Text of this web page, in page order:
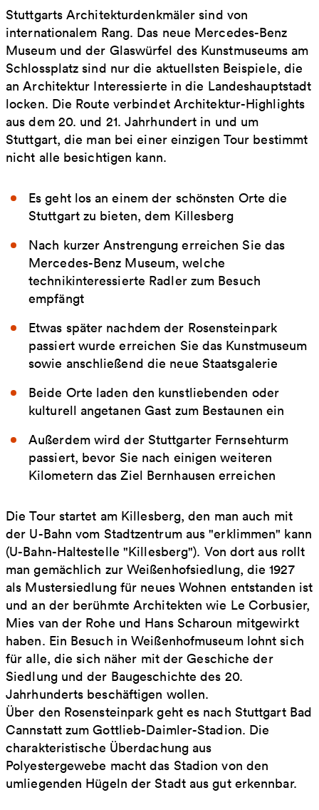
Stuttgarts Architekturdenkmäler sind von
internationalem Rang. Das neue Mercedes-Benz
Museum und der Glaswürfel des Kunstmuseums am
Schlossplatz sind nur die aktuellsten Beispiele, die
an Architektur Interessierte in die Landeshauptstadt
locken. Die Route verbindet Architektur-Highlights
aus dem 20. und 21. Jahrhundert in und um
Stuttgart, die man bei einer einzigen Tour bestimmt
nicht alle besichtigen kann.
Es geht los an einem der schönsten Orte die
Stuttgart zu bieten, dem Killesberg
Nach kurzer Anstrengung erreichen Sie das
Mercedes-Benz Museum, welche
technikinteressierte Radler zum Besuch
empfängt
Etwas später nachdem der Rosensteinpark
passiert wurde erreichen Sie das Kunstmuseum
sowie anschließend die neue Staatsgalerie
Beide Orte laden den kunstliebenden oder
kulturell angetanen Gast zum Bestaunen ein
Außerdem wird der Stuttgarter Fernsehturm
passiert, bevor Sie nach einigen weiteren
Kilometern das Ziel Bernhausen erreichen
Die Tour startet am Killesberg, den man auch mit
der U-Bahn vom Stadtzentrum aus "erklimmen" kann
(U-Bahn-Haltestelle "Killesberg"). Von dort aus rollt
man gemächlich zur Weißenhofsiedlung, die 1927
als Mustersiedlung für neues Wohnen entstanden ist
und an der berühmte Architekten wie Le Corbusier,
Mies van der Rohe und Hans Scharoun mitgewirkt
haben. Ein Besuch in Weißenhofmuseum lohnt sich
für alle, die sich näher mit der Geschiche der
Siedlung und der Baugeschichte des 20.
Jahrhunderts beschäftigen wollen.
Über den Rosensteinpark geht es nach Stuttgart Bad
Cannstatt zum Gottlieb-Daimler-Stadion. Die
charakteristische Überdachung aus
Polyestergewebe macht das Stadion von den
umliegenden Hügeln der Stadt aus gut erkennbar.